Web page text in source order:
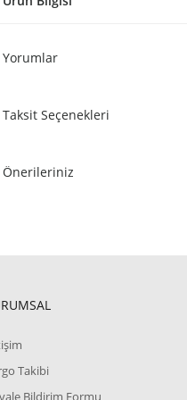
Yorumlar
Taksit Seçenekleri
Önerileriniz
Takibi
Bildirim Formu